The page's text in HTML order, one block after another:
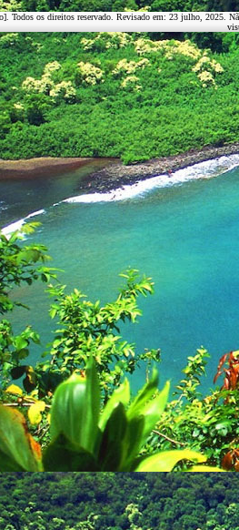
Todos os direitos reservado. Revisado em: 23 julho, 2025 .